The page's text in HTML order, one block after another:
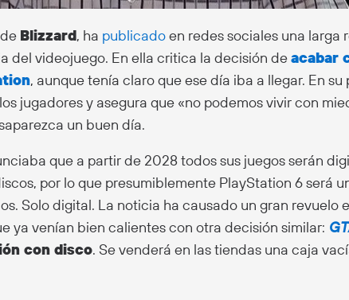
Blizzard, ha publicadoen redes sociales una larga
del videojuego. En ella critica la decisión deacabar
, aunque tenía claro que ese día iba a llegar. En su
jugadores y asegura que «no podemos vivir con
un buen día.
que a partir de 2028 todos sus juegos serán
por lo que presumiblemente PlayStation 6 será
Solo digital. La noticia ha causado un gran revuelo
ya venían bien calientes con otra decisión similar:
con disco. Se venderá en las tiendas una caja